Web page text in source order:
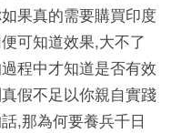
果真的需要購買印度
可知道效果,大不了
程中才知道是否有效
假不足以你親自實踐
,那為何要養兵千日